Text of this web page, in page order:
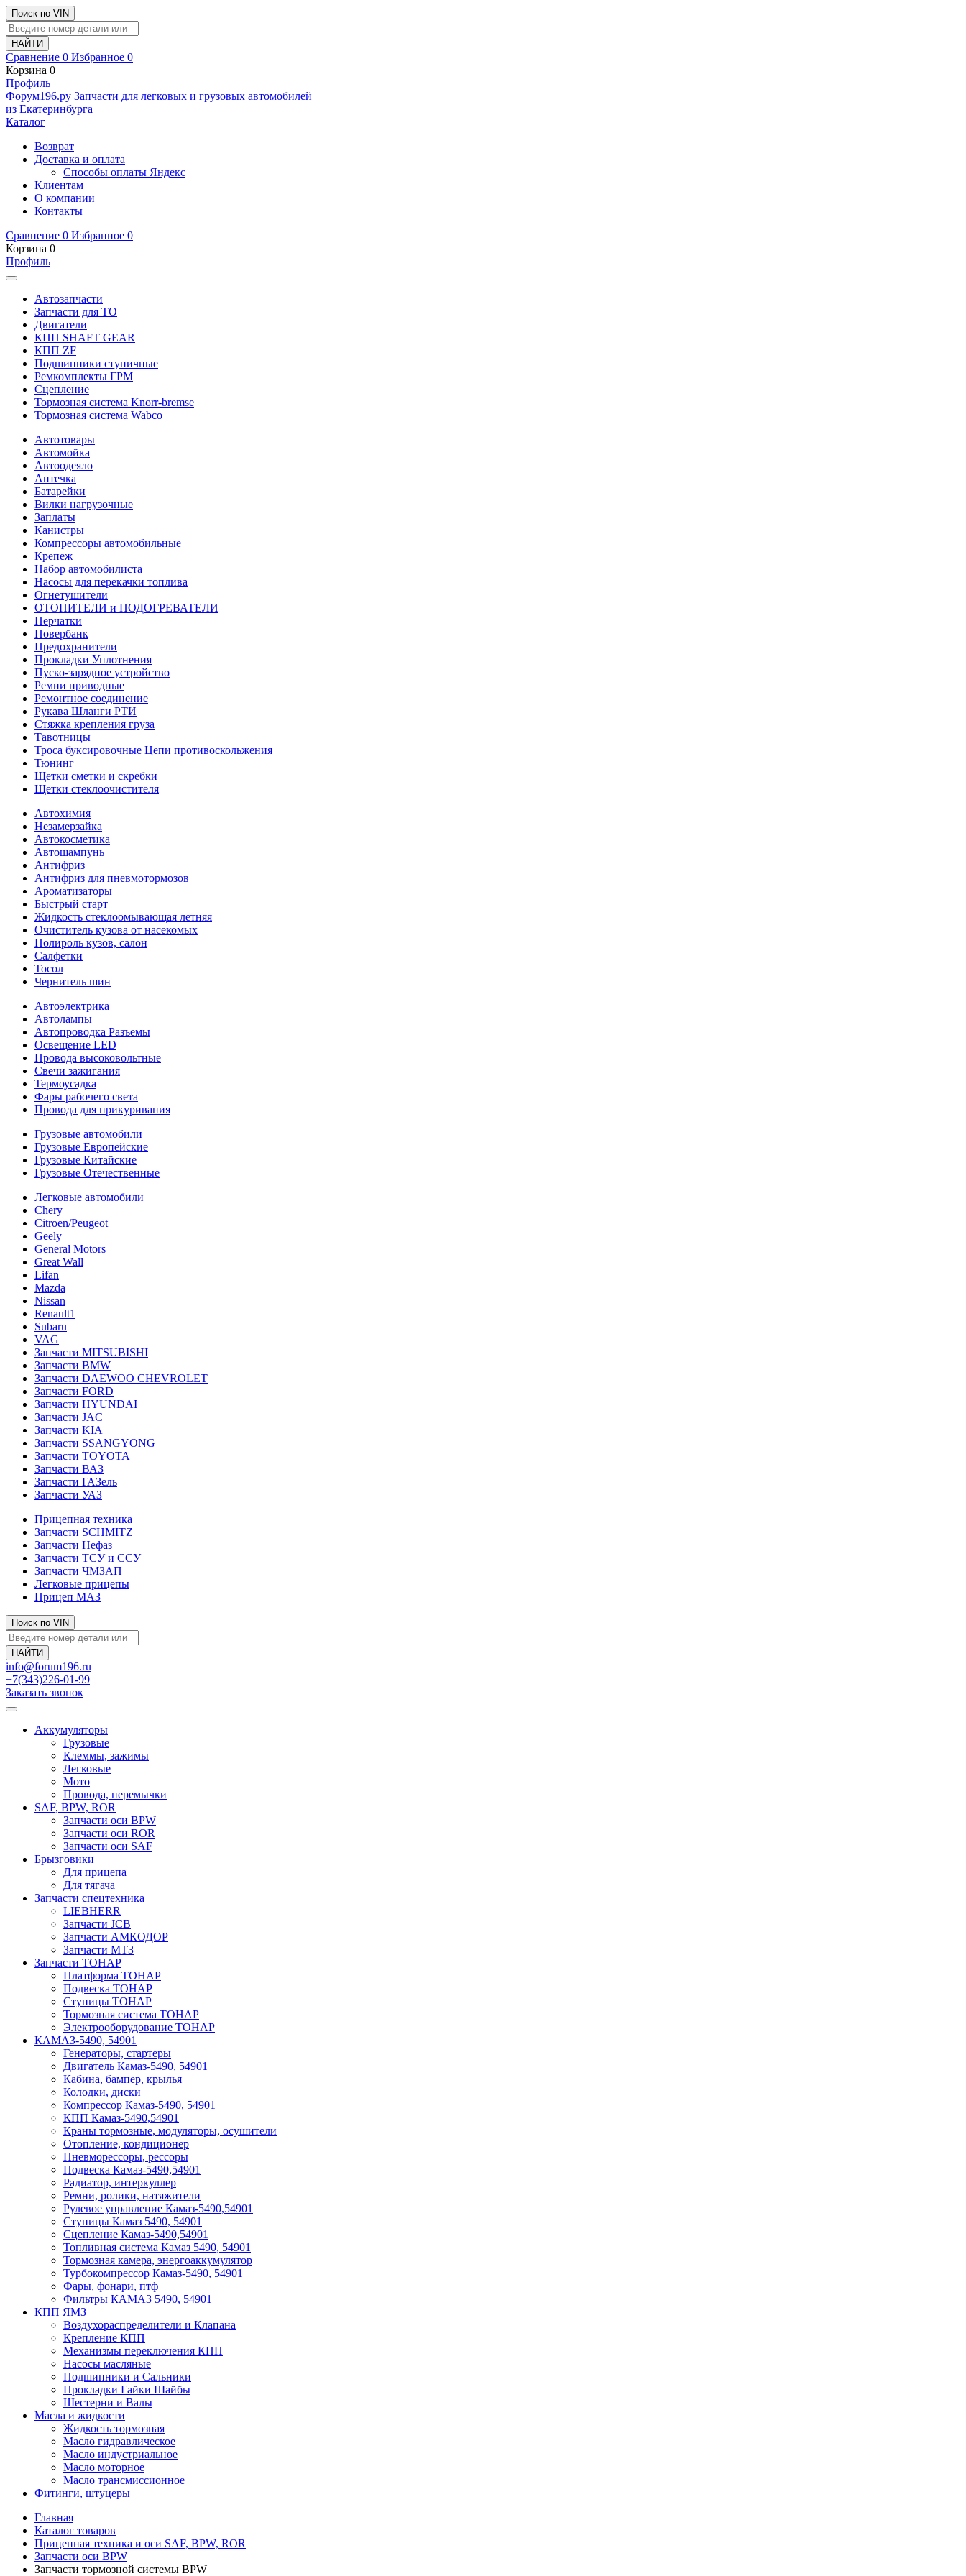
Поиск по VIN
Сравнение 0 Избранное 0
Корзина 0
Профиль
Фoрум196.ру Запчасти для легковых и грузовых автомобилей
из Екатеринбурга
Каталог
Возврат
Доставка и оплата
Способы оплаты Яндекс
Клиентам
О компании
Контакты
Сравнение 0 Избранное 0
Корзина 0
Профиль
Автозапчасти
Запчасти для ТО
Двигатели
КПП SHAFT GEAR
КПП ZF
Подшипники ступичные
Ремкомплекты ГРМ
Сцепление
Тормозная система Knorr-bremse
Тормозная система Wabco
Автотовары
Автомойка
Автоодеяло
Аптечка
Батарейки
Вилки нагрузочные
Заплаты
Канистры
Компрессоры автомобильные
Крепеж
Набор автомобилиста
Насосы для перекачки топлива
Огнетушители
ОТОПИТЕЛИ и ПОДОГРЕВАТЕЛИ
Перчатки
Повербанк
Предохранители
Прокладки Уплотнения
Пуско-зарядное устройство
Ремни приводные
Ремонтное соединение
Рукава Шланги РТИ
Стяжка крепления груза
Тавотницы
Троса буксировочные Цепи противоскольжения
Тюнинг
Щетки сметки и скребки
Щетки стеклоочистителя
Автохимия
Незамерзайка
Автокосметика
Автошампунь
Антифриз
Антифриз для пневмотормозов
Ароматизаторы
Быстрый старт
Жидкость стеклоомывающая летняя
Очиститель кузова от насекомых
Полироль кузов, салон
Салфетки
Тосол
Чернитель шин
Автоэлектрика
Автолампы
Автопроводка Разъемы
Освещение LED
Провода высоковольтные
Свечи зажигания
Термоусадка
Фары рабочего света
Провода для прикуривания
Грузовые автомобили
Грузовые Европейские
Грузовые Китайские
Грузовые Отечественные
Легковые автомобили
Chery
Citroen/Peugeot
Geely
General Motors
Great Wall
Lifan
Mazda
Nissan
Renault1
Subaru
VAG
Запчасти MITSUBISHI
Запчасти BMW
Запчасти DAEWOO CHEVROLET
Запчасти FORD
Запчасти HYUNDAI
Запчасти JAC
Запчасти KIA
Запчасти SSANGYONG
Запчасти TOYOTA
Запчасти ВАЗ
Запчасти ГАЗель
Запчасти УАЗ
Прицепная техника
Запчасти SCHMITZ
Запчасти Нефаз
Запчасти ТСУ и ССУ
Запчасти ЧМЗАП
Легковые прицепы
Прицеп МАЗ
Поиск по VIN
info@forum196.ru
+7(343)226-01-99
Заказать звонок
Аккумуляторы
Грузовые
Клеммы, зажимы
Легковые
Мото
Провода, перемычки
SAF, BPW, ROR
Запчасти оси BPW
Запчасти оси ROR
Запчасти оси SAF
Брызговики
Для прицепа
Для тягача
Запчасти спецтехника
LIEBHERR
Запчасти JCB
Запчасти АМКОДОР
Запчасти МТЗ
Запчасти ТОНАР
Платформа ТОНАР
Подвеска ТОНАР
Ступицы ТОНАР
Тормозная система ТОНАР
Электрооборудование ТОНАР
КАМАЗ-5490, 54901
Генераторы, стартеры
Двигатель Камаз-5490, 54901
Кабина, бампер, крылья
Колодки, диски
Компрессор Камаз-5490, 54901
КПП Камаз-5490,54901
Краны тормозные, модуляторы, осушители
Отопление, кондиционер
Пневморессоры, рессоры
Подвеска Камаз-5490,54901
Радиатор, интеркуллер
Ремни, ролики, натяжители
Рулевое управление Камаз-5490,54901
Ступицы Камаз 5490, 54901
Сцепление Камаз-5490,54901
Топливная система Камаз 5490, 54901
Тормозная камера, энергоаккумулятор
Турбокомпрессор Камаз-5490, 54901
Фары, фонари, птф
Фильтры КАМАЗ 5490, 54901
КПП ЯМЗ
Воздухораспределители и Клапана
Крепление КПП
Механизмы переключения КПП
Насосы масляные
Подшипники и Сальники
Прокладки Гайки Шайбы
Шестерни и Валы
Масла и жидкости
Жидкость тормозная
Масло гидравлическое
Масло индустриальное
Масло моторное
Масло трансмиссионное
Фитинги, штуцеры
Главная
Каталог товаров
Прицепная техника и оси SAF, BPW, ROR
Запчасти оси BPW
Запчасти тормозной системы BPW